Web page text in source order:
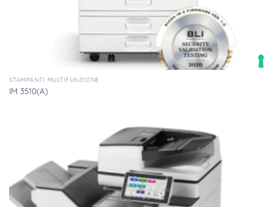
STAMPANTI MULTIFUNZIONE
IM 3510(A)